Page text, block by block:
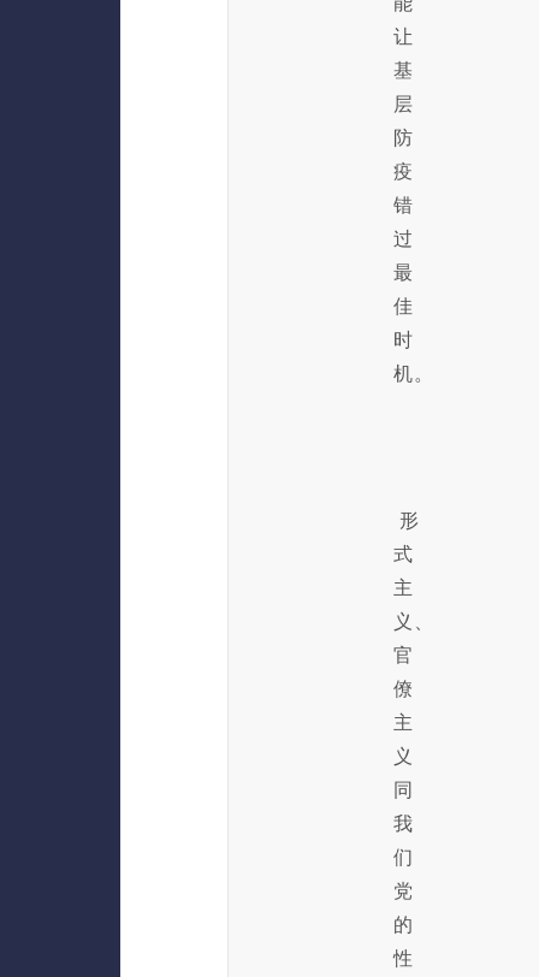
让
基
层
防
疫
错
过
最
佳
时
机。
形
式
主
义、
官
僚
主
义
同
我
们
党
的
性